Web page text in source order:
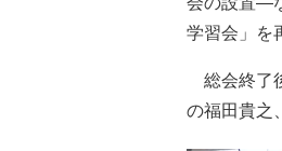
学習会」を
総会終了
の福田貴之